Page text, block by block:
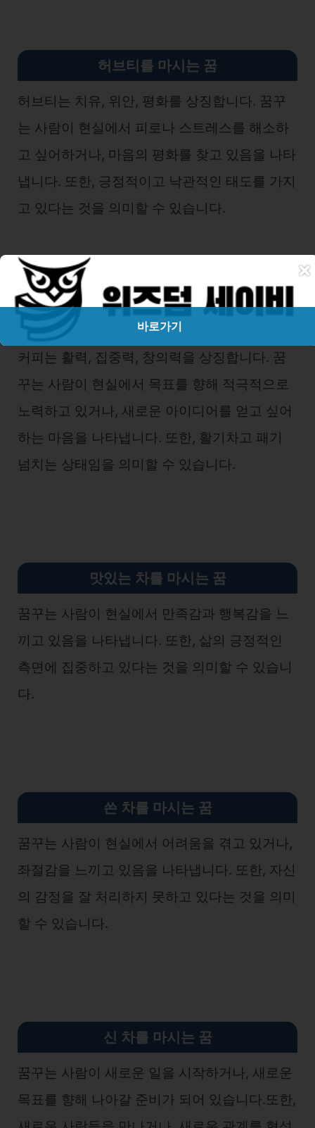
허브티를 마시는 꿈
허브티는 치유, 위안, 평화를 상징합니다. 꿈꾸
는 사람이 현실에서 피로나 스트레스를 해소하
고 싶어하거나, 마음의 평화를 찾고 있음을 나타
냅니다. 또한, 긍정적이고 낙관적인 태도를 가지
고 있다는 것을 의미할 수 있습니다.
커피를 마시는 꿈
커피는 활력, 집중력, 창의력을 상징합니다. 꿈
꾸는 사람이 현실에서 목표를 향해 적극적으로
노력하고 있거나, 새로운 아이디어를 얻고 싶어
하는 마음을 나타냅니다. 또한, 활기차고 패기
넘치는 상태임을 의미할 수 있습니다.
맛있는 차를 마시는 꿈
꿈꾸는 사람이 현실에서 만족감과 행복감을 느
끼고 있음을 나타냅니다. 또한, 삶의 긍정적인
측면에 집중하고 있다는 것을 의미할 수 있습니
다.
쓴 차를 마시는 꿈
꿈꾸는 사람이 현실에서 어려움을 겪고 있거나,
좌절감을 느끼고 있음을 나타냅니다. 또한, 자신
의 감정을 잘 처리하지 못하고 있다는 것을 의미
할 수 있습니다.
신 차를 마시는 꿈
꿈꾸는 사람이 새로운 일을 시작하거나, 새로운
목표를 향해 나아갈 준비가 되어 있습니다.또한,
×
바로가기